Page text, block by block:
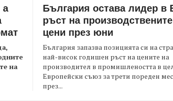
а
на
България остава лидер в
ръст на производствените
цени през юни
България запазва позицията си на
най-висок годишен ръст на цените на
производител в промишлеността в
Европейски съюз за трети пореден
през...